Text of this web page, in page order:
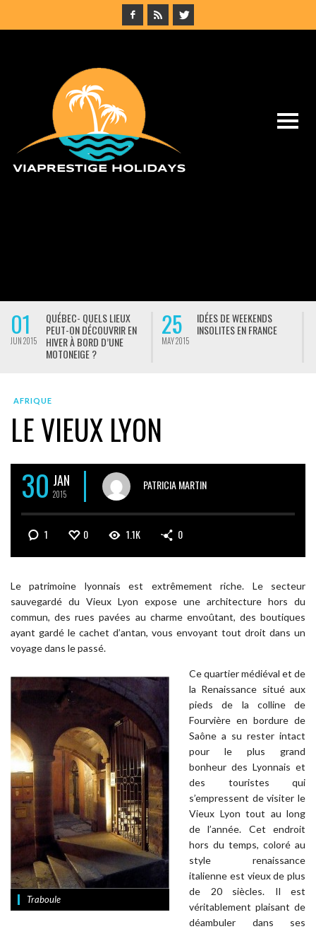
01
JUN 2015
QUÉBEC- QUELS LIEUX
PEUT-ON DÉCOUVRIR EN
HIVER À BORD D’UNE
MOTONEIGE ?
25
MAY 2015
IDÉES DE WEEKENDS
INSOLITES EN FRANCE
AFRIQUE
LE VIEUX LYON
30 JAN
2015
PATRICIA MARTIN
1 0 1.1K 0
Le patrimoine lyonnais est extrêmement riche. Le secteur
sauvegardé du Vieux Lyon expose une architecture hors du
commun, des rues pavées au charme envoûtant, des boutiques
ayant gardé le cachet d’antan, vous envoyant tout droit dans un
voyage dans le passé.
Traboule
Ce quartier médiéval et de
la Renaissance situé aux
pieds de la colline de
Fourvière en bordure de
Saône a su rester intact
pour le plus grand
bonheur des Lyonnais et
des touristes qui
s’empressent de visiter le
Vieux Lyon tout au long
de l’année. Cet endroit
hors du temps, coloré au
style renaissance
italienne est vieux de plus
de 20 siècles. Il est
véritablement plaisant de
déambuler dans ses